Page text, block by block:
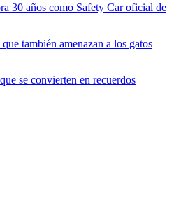
30 años como Safety Car oficial de
también amenazan a los gatos
se convierten en recuerdos